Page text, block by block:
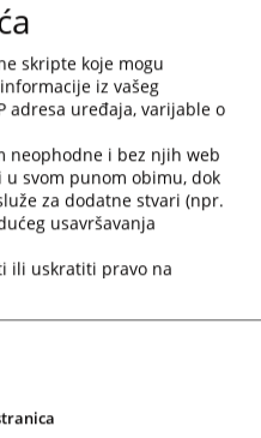
subjektom Javno preduzeće
javnost“ sa p.o. Srpsko
dužnika da u roku od 3 (tri)
prijave svoja
dužniku i navedu pravni
nastala.
skripte koje mogu
iz vašeg
adresa uređaja, varijable o
neophodne i bez njih web
svom punom obimu, dok
za dodatne stvari (npr.
usavršavanja
ili uskratiti pravo na